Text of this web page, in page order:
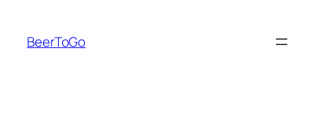
springen
BeerToGo